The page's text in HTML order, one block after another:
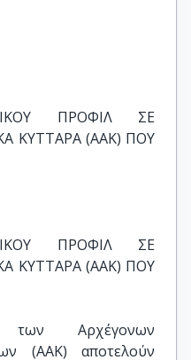
ΠΡΟΦΙΛ ΣΕ
ΚΥΤΤΑΡΑ (ΑΑΚ) ΠΟΥ
ΠΡΟΦΙΛ ΣΕ
ΚΥΤΤΑΡΑ (ΑΑΚ) ΠΟΥ
των Αρχέγονων
(ΑΑΚ) αποτελούν